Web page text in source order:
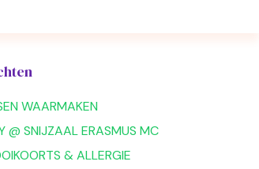
WAARMAKEN
@ SNIJZAAL ERASMUS MC
& ALLERGIE